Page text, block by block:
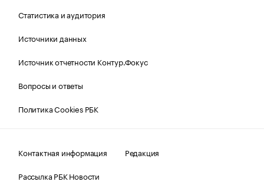
Статистика и аудитория
Источники данных
Источник отчетности Контур.Фокус
Вопросы и ответы
Политика Cookies РБК
Контактная информация
Редакция
Рассылка РБК Новости